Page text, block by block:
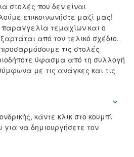
στολές που δεν είναι
επικοινωνήστε μαζί μας!
παραγγελία τεμαχίων και ο
από τον τελικό σχέδιο.
τις στολές
ύφασμα από τη συλλογή
με τις ανάγκες και τις
κάντε κλικ στο κουμπί
να δημιουργήσετε τον